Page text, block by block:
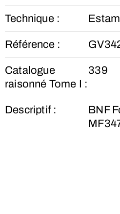
Technique :
Référence :
Catalogue
raisonné Tome I :
339
Descriptif :
BNF